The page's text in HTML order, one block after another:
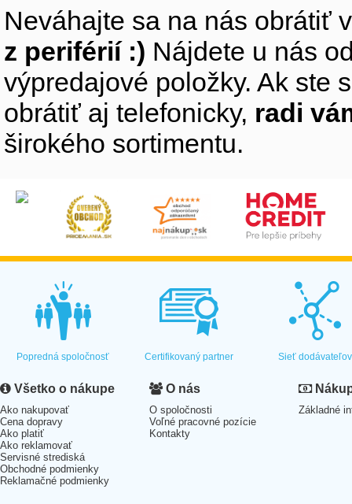
Neváhajte sa na nás obrátiť
z periférií :) Nájdete u nás
výpredajové položky. Ak ste
obrátiť aj telefonicky, radi
širokého sortimentu.
Popredná spoločnosť Certifikovaný partner Sieť dodávateľov
Všetko o nákupe
Ako nakupovať
Cena dopravy
Ako platiť
Ako reklamovať
Servisné strediská
Obchodné podmienky
Reklamačné podmienky
O nás
O spoločnosti
Voľné pracovné pozície
Kontakty
Základné